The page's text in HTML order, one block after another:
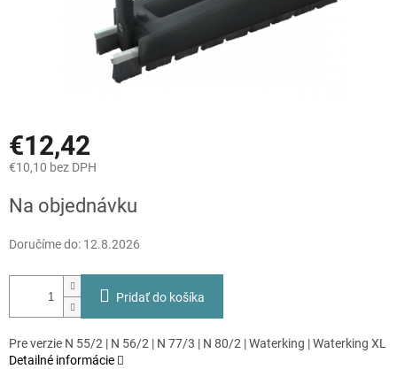
€12,42
€10,10 bez DPH
cena:
Na objednávku
Doručíme do: 12.8.2026
Pridať do košíka
Pre verzie N 55/2 | N 56/2 | N 77/3 | N 80/2 | Waterking | Waterking XL
Detailné informácie